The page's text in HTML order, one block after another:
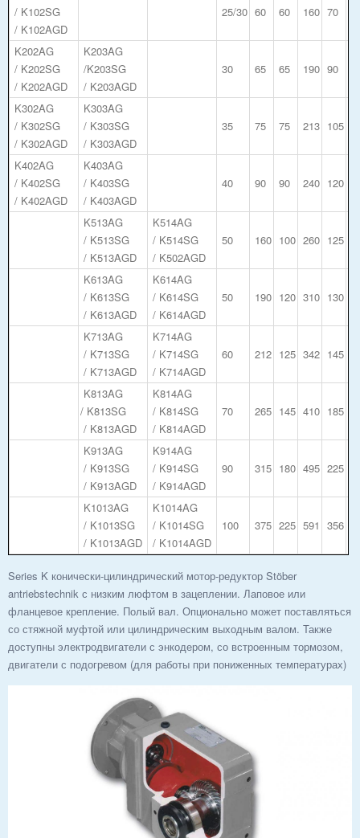
/ K102SG
/ K102AGD
25/30 60 60 160 70
K202AG
/ K202SG
/ K202AGD
K203AG
/K203SG
/ K203AGD
30 65 65 190 90
K302AG
/ K302SG
/ K302AGD
K303AG
/ K303SG
/ K303AGD
35 75 75 213 105
K402AG
/ K402SG
/ K402AGD
K403AG
/ K403SG
/ K403AGD
40 90 90 240 120
K513AG
/ K513SG
/ K513AGD
K514AG
/ K514SG
/ K502AGD
50 160 100 260 125
K613AG
/ K613SG
/ K613AGD
K614AG
/ K614SG
/ K614AGD
50 190 120 310 130
K713AG
/ K713SG
/ K713AGD
K714AG
/ K714SG
/ K714AGD
60 212 125 342 145
K813AG
/ K813SG
/ K813AGD
K814AG
/ K814SG
/ K814AGD
70 265 145 410 185
K913AG
/ K913SG
/ K913AGD
K914AG
/ K914SG
/ K914AGD
90 315 180 495 225
K1013AG
/ K1013SG
/ K1013AGD
K1014AG
/ K1014SG
/ K1014AGD
100 375 225 591 356
Series K конически-цилиндрический мотор-редуктор Stöber
antriebstechnik с низким люфтом в зацеплении. Лаповое или
фланцевое крепление. Полый вал. Опционально может поставляться
со стяжной муфтой или цилиндрическим выходным валом. Также
доступны электродвигатели с энкодером, со встроенным тормозом,
двигатели с подогревом (для работы при пониженных температурах)